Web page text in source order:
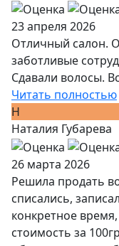
23 апреля 2026
Отличный салон.
заботливые
Сдавали волосы.
Читать полностью
Н
Наталия Губарева
26 марта 2026
Решила продать
списались,
конкретное
стоимость за